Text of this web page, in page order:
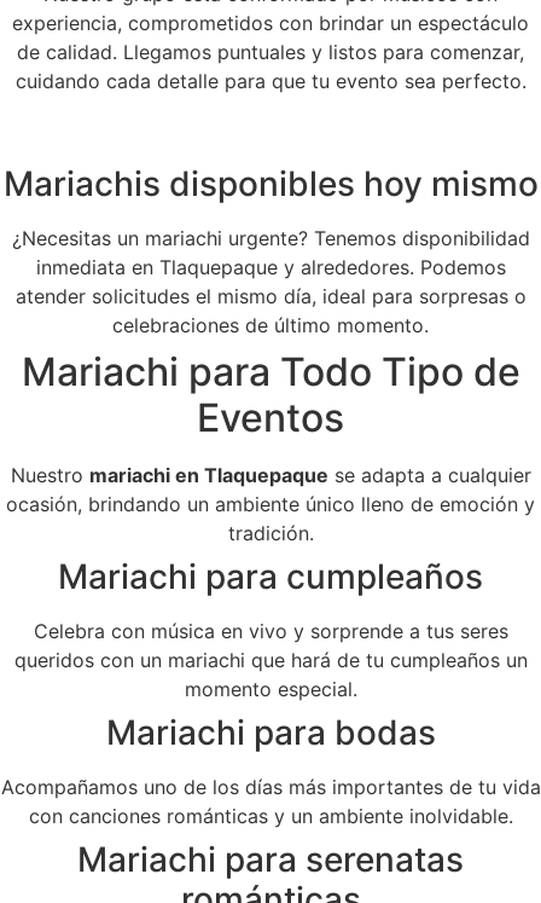
experiencia, comprometidos con brindar un espectáculo
de calidad. Llegamos puntuales y listos para comenzar,
cuidando cada detalle para que tu evento sea perfecto.
Mariachis disponibles hoy mismo
¿Necesitas un mariachi urgente? Tenemos disponibilidad
inmediata en Tlaquepaque y alrededores. Podemos
atender solicitudes el mismo día, ideal para sorpresas o
celebraciones de último momento.
Mariachi para Todo Tipo de
Eventos
Nuestro mariachi en Tlaquepaque se adapta a cualquier
ocasión, brindando un ambiente único lleno de emoción y
tradición.
Mariachi para cumpleaños
Celebra con música en vivo y sorprende a tus seres
queridos con un mariachi que hará de tu cumpleaños un
momento especial.
Mariachi para bodas
Acompañamos uno de los días más importantes de tu vida
con canciones románticas y un ambiente inolvidable.
Mariachi para serenatas